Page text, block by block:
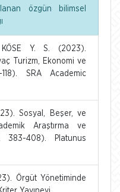
özgün bilimsel
Y. S. (2023).
Turizm, Ekonomi ve
SRA Academic
Sosyal, Beşer, ve
Araştırma ve
383-408). Platunus
Örgüt Yönetiminde